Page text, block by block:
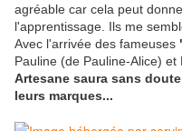
agréable car cela peut
l'apprentissage. Ils me
Avec l'arrivée des fameuses
Pauline (de Pauline-Alice) et
Artesane saura sans
leurs marques...